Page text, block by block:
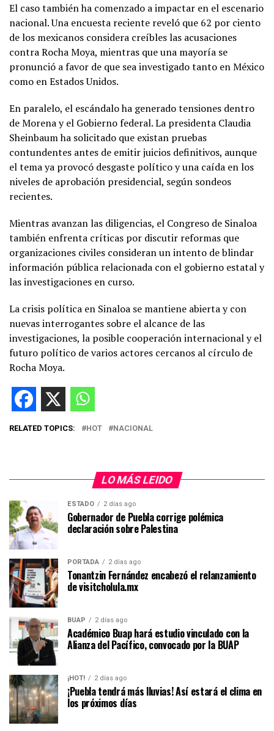
El caso también ha comenzado a impactar en el escenario
nacional. Una encuesta reciente reveló que 62 por ciento
de los mexicanos considera creíbles las acusaciones
contra Rocha Moya, mientras que una mayoría se
pronunció a favor de que sea investigado tanto en México
como en Estados Unidos.
En paralelo, el escándalo ha generado tensiones dentro
de Morena y el Gobierno federal. La presidenta Claudia
Sheinbaumha solicitado que existan pruebas
contundentes antes de emitir juicios definitivos, aunque
el tema ya provocó desgaste político y una caída en los
niveles de aprobación presidencial, según sondeos
recientes.
Mientras avanzan las diligencias, el Congreso de Sinaloa
también enfrenta críticas por discutir reformas que
organizaciones civiles consideran un intento de blindar
información pública relacionada con el gobierno estatal y
las investigaciones en curso.
La crisis política en Sinaloa se mantiene abierta y con
nuevas interrogantes sobre el alcance de las
investigaciones, la posible cooperación internacional y el
futuro político de varios actores cercanos al círculo de
Rocha Moya.
RELATED TOPICS: HOT NACIONAL
LO MÁS LEIDO
ESTADO 2 días ago
Gobernador de Puebla corrige polémica
declaración sobre Palestina
PORTADA 2 días ago
Tonantzin Fernández encabezó el relanzamiento
de visitcholula.mx
BUAP 2 días ago
Académico Buap hará estudio vinculado con la
Alianza del Pacífico, convocado por la BUAP
¡HOT! 2 días ago
¡Puebla tendrá más lluvias! Así estará el clima en
los próximos días